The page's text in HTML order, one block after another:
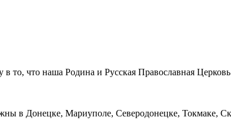
то, что наша Родина и Русская Православная
в Донецке, Мариуполе, Северодонецке, Токмаке,